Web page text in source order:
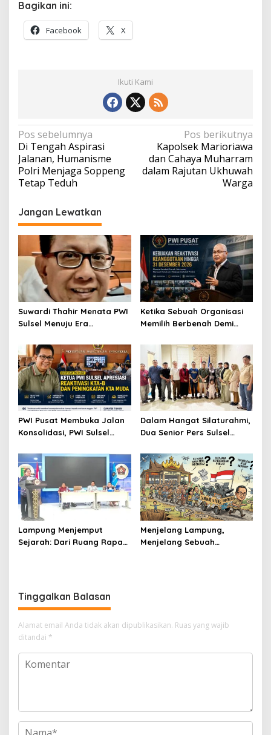
Bagikan ini:
Facebook X
Ikuti Kami
Navigasi
pos
Pos sebelumnya
Di Tengah Aspirasi
Jalanan, Humanisme
Polri Menjaga Soppeng
Tetap Teduh
Pos berikutnya
Kapolsek Marioriawa
dan Cahaya Muharram
dalam Rajutan Ukhuwah
Warga
Jangan Lewatkan
Suwardi Thahir Menata PWI
Sulsel Menuju Era
Ketika Sebuah Organisasi
Memilih Berbenah Demi
PWI Pusat Membuka Jalan
Konsolidasi, PWI Sulsel
Dalam Hangat Silaturahmi,
Dua Senior Pers Sulsel
untuk PWI Sulsel
Lampung Menjemput
Sejarah: Dari Ruang Rapat
Menjelang Lampung,
Menjelang Sebuah
Tinggalkan Balasan
Alamat email Anda tidak akan dipublikasikan. Ruas yang wajib
ditandai *